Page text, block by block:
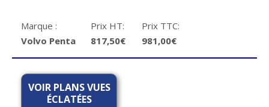
Marque :
Volvo Penta
Prix HT:
817,50€
Prix TTC:
981,00€
VOIR PLANS VUES
ÉCLATÉES